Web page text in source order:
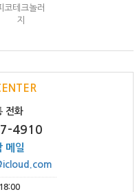
코테크놀러
지
전화
4910
메일